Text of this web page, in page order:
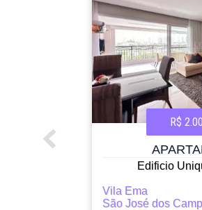
R$
Edificio
Vila Ema
São José dos